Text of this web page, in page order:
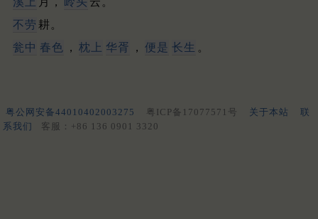
不劳 耕。
瓮中 春色 ， 枕上 华胥 ， 便是 长生 。
粤公网安备44010402003275 粤ICP备17077571号 关于本站
联
系我们
客服：+86 136 0901 3320